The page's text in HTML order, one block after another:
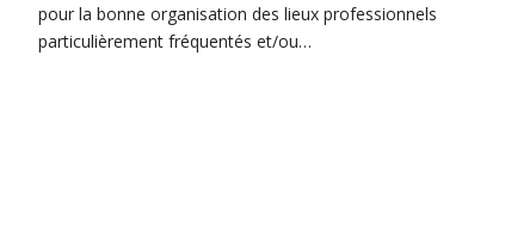
pour la bonne organisation des lieux professionnels
particulièrement fréquentés et/ou…